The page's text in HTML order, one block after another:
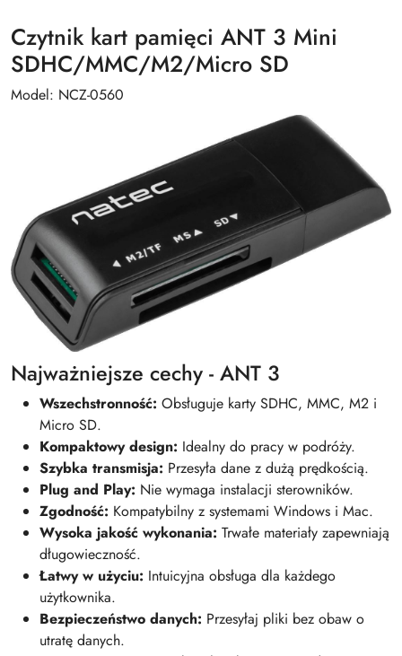
Czytnik kart pamięci ANT 3 Mini
SDHC/MMC/M2/Micro SD
Model: NCZ-0560
Najważniejsze cechy - ANT 3
Wszechstronność: Obsługuje karty SDHC, MMC, M2 i
Micro SD.
Kompaktowy design: Idealny do pracy w podróży.
Szybka transmisja: Przesyła dane z dużą prędkością.
Plug and Play: Nie wymaga instalacji sterowników.
Zgodność: Kompatybilny z systemami Windows i Mac.
Wysoka jakość wykonania: Trwałe materiały zapewniają
długowieczność.
Łatwy w użyciu: Intuicyjna obsługa dla każdego
użytkownika.
Bezpieczeństwo danych: Przesyłaj pliki bez obaw o
utratę danych.